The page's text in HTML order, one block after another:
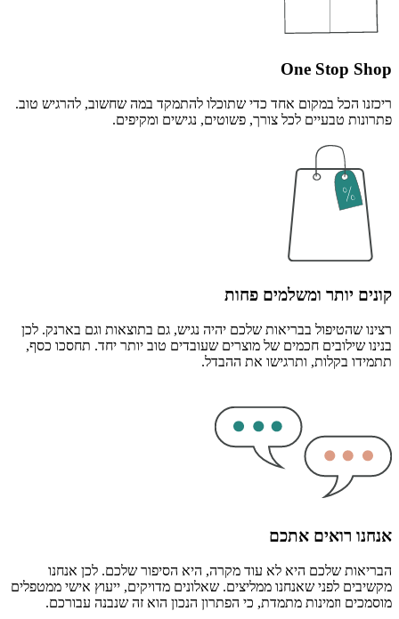
One Stop Shop
ריכזנו הכל במקום אחד כדי שתוכלו להתמקד במה שחשוב, להרגיש טוב.
פתרונות טבעיים לכל צורך, פשוטים, נגישים ומקיפים.
קונים יותר ומשלמים פחות
רצינו שהטיפול בבריאות שלכם יהיה נגיש, גם בתוצאות וגם בארנק. לכן
בנינו שילובים חכמים של מוצרים שעובדים טוב יותר יחד. תחסכו כסף,
תתמידו בקלות, ותרגישו את ההבדל.
אנחנו רואים אתכם
הבריאות שלכם היא לא עוד מקרה, היא הסיפור שלכם. לכן אנחנו
מקשיבים לפני שאנחנו ממליצים. שאלונים מדויקים, ייעוץ אישי ממטפלים
מוסמכים וזמינות מתמדת, כי הפתרון הנכון הוא זה שנבנה עבורכם.